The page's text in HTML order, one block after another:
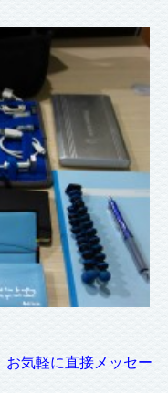
気軽に直接メッセー